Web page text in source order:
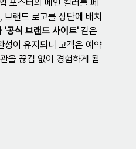
포스터의 메인 컬러를 페
브랜드 로고를 상단에 배치
'공식 브랜드 사이트' 같은
성이 유지되니 고객은 예약
을 끊김 없이 경험하게 됩